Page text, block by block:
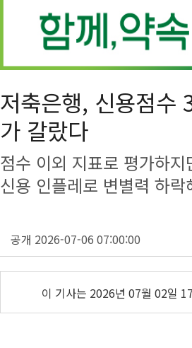
저축은행, 신용점
가 갈랐다
점수 이외 지표로 평가하지
신용 인플레로 변별력 하락
공개 2026-07-06 07:00:00
이 기사는 2026년 07월 02일